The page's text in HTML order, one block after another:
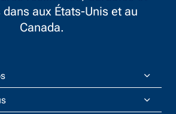
aux États-Unis et au
Canada.